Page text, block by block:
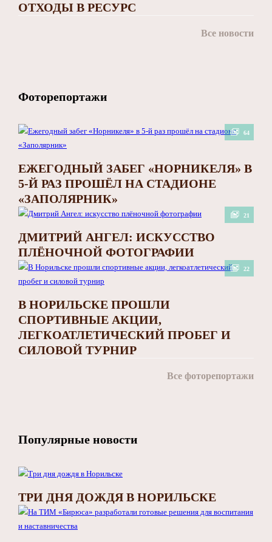
ОТХОДЫ В РЕСУРС
Все новости
Фоторепортажи
64
ЕЖЕГОДНЫЙ ЗАБЕГ «НОРНИКЕЛЯ» В
5-Й РАЗ ПРОШЁЛ НА СТАДИОНЕ
«ЗАПОЛЯРНИК»
21
ДМИТРИЙ АНГЕЛ: ИСКУССТВО
ПЛЁНОЧНОЙ ФОТОГРАФИИ
22
В НОРИЛЬСКЕ ПРОШЛИ
СПОРТИВНЫЕ АКЦИИ,
ЛЕГКОАТЛЕТИЧЕСКИЙ ПРОБЕГ И
СИЛОВОЙ ТУРНИР
Все фоторепортажи
Популярные новости
ТРИ ДНЯ ДОЖДЯ В НОРИЛЬСКЕ